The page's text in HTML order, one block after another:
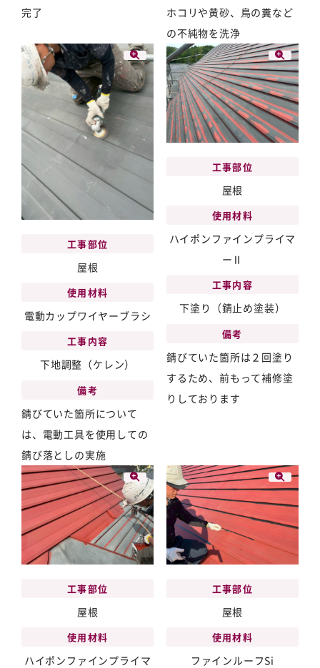
完了
ホコリや黄砂、鳥の糞など
の不純物を洗浄
工事部位
屋根
使用材料
電動カップワイヤーブラシ
工事内容
下地調整（ケレン）
備考
錆びていた箇所について
は、電動工具を使用しての
錆び落としの実施
工事部位
屋根
使用材料
ハイポンファインプライマ
ーⅡ
工事内容
下塗り（錆止め塗装）
備考
錆びていた箇所は２回塗り
するため、前もって補修塗
りしております
工事部位
屋根
使用材料
ハイポンファインプライマ
工事部位
屋根
使用材料
ファインルーフSi